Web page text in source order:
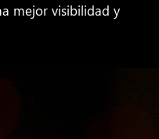
mejor visibilidad y